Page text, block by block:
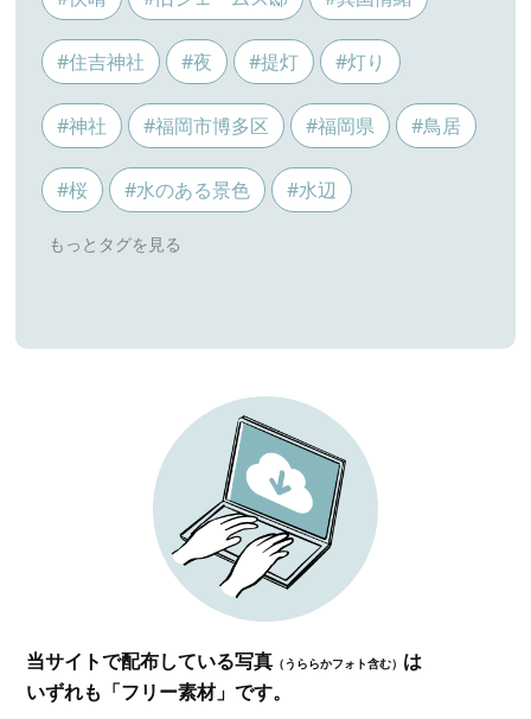
#住吉神社 #夜 #提灯 #灯り
#神社 #福岡市博多区 #福岡県 #鳥居
#桜 #水のある景色 #水辺
当サイトで配布している写真 （うららかフォト含む） は
いずれも「フリー素材」です。